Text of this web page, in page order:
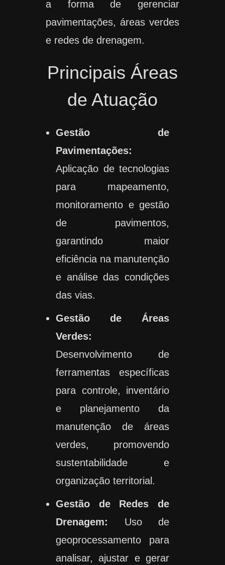
a forma de gerenciar
pavimentações, áreas verdes
e redes de drenagem.
Principais Áreas
de Atuação
Gestão de
Pavimentações:
Aplicação de tecnologias
para mapeamento,
monitoramento e gestão
de pavimentos,
garantindo maior
eficiência na manutenção
e análise das condições
das vias.
Gestão de Áreas
Verdes:
Desenvolvimento de
ferramentas específicas
para controle, inventário
e planejamento da
manutenção de áreas
verdes, promovendo
sustentabilidade e
organização territorial.
Gestão de Redes de
Drenagem: Uso de
geoprocessamento para
analisar, ajustar e gerar